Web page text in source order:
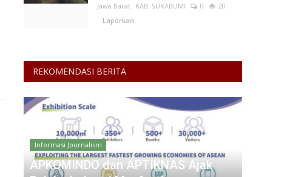
Jawa Barat KAB. SUKABUMI 0
20
Laporkan
REKOMENDASI BERITA
Informasi Journalism
APKOMINDO dan APTIKNAS Ajak